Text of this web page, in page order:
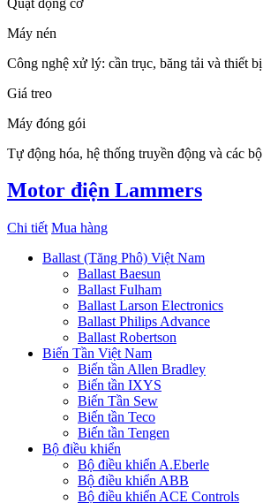
Máy nén
Công nghệ xử lý: cần trục, băng tải và thiết bị
Giá treo
Máy đóng gói
Tự động hóa, hệ thống truyền động và các
Motor điện Lammers
Chi tiết Mua hàng
Ballast (Tăng Phô) Việt Nam
Ballast Baesun
Ballast Fulham
Ballast Larson Electronics
Ballast Philips Advance
Ballast Robertson
Biến Tần Việt Nam
Biến tần Allen Bradley
Biến tần IXYS
Biến Tần Sew
Biến tần Teco
Biến tần Tengen
Bộ điều khiển
Bộ điều khiển A.Eberle
Bộ điều khiển ABB
Bộ điều khiển ACE Controls